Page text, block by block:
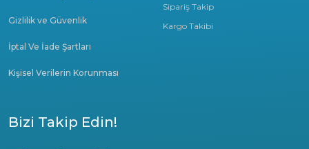
Sipariş Takip
Kargo Takibi
Gizlilik ve Güvenlik
İptal Ve İade Şartları
Kişisel Verilerin Korunması
Bizi Takip Edin!